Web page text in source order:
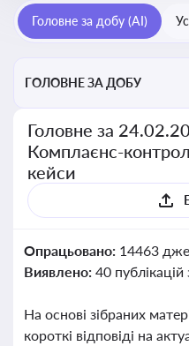
Головне за добу (AI)
ГОЛОВНЕ ЗА ДОБУ
Головне за
Комплаєнс-
кейси
Опрацьовано: 14463
Виявлено: 40
На основі зібраних
короткі відповіді на